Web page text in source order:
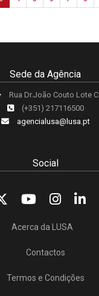
Rua Dr.João Couto Lote C
(+351) 217116500
agencialusa@lusa.pt